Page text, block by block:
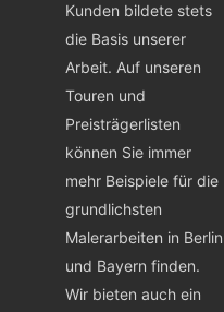
Kunden bildete stets
die Basis unserer
Arbeit. Auf unseren
Touren und
Preisträgerlisten
können Sie immer
mehr Beispiele für die
grundlichsten
Malerarbeiten in Berlin
und Bayern finden.
Wir bieten auch ein